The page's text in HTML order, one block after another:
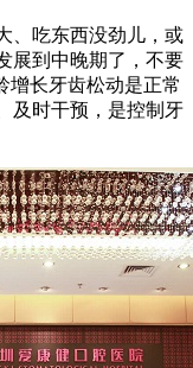
吃东西没劲儿，或
展到中晚期了，不要
增长牙齿松动是正常
及时干预，是控制牙